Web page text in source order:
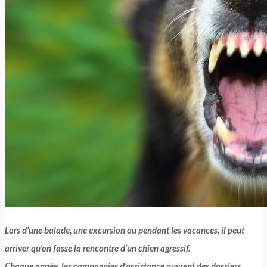
Lors d’une balade, une excursion ou pendant les vacances, il peut
arriver qu’on fasse la rencontre d’un chien agressif.